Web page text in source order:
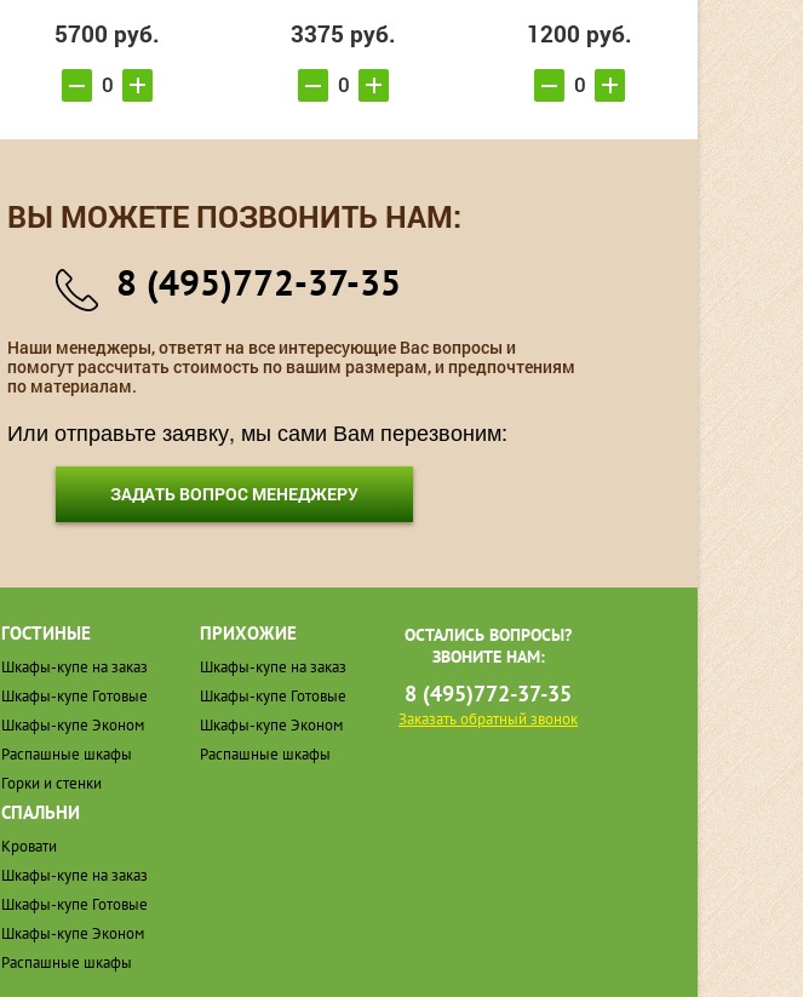
5700 руб. 3375 руб. 1200 руб.
ВЫ МОЖЕТЕ ПОЗВОНИТЬ НАМ:
8 (495)772-37-35
Наши менеджеры, ответят на все интересующие Вас вопросы и
помогут рассчитать стоимость по вашим размерам, и предпочтениям
по материалам.
Или отправьте заявку, мы сами Вам перезвоним:
ЗАДАТЬ ВОПРОС МЕНЕДЖЕРУ
ГОСТИНЫЕ
Шкафы-купе на заказ
Шкафы-купе Готовые
Шкафы-купе Эконом
Распашные шкафы
Горки и стенки
СПАЛЬНИ
Кровати
Шкафы-купе на заказ
Шкафы-купе Готовые
Шкафы-купе Эконом
Распашные шкафы
ПРИХОЖИЕ
Шкафы-купе на заказ
Шкафы-купе Готовые
Шкафы-купе Эконом
Распашные шкафы
ОСТАЛИСЬ ВОПРОСЫ?
ЗВОНИТЕ НАМ:
8 (495)772-37-35
Заказать обратный звонок